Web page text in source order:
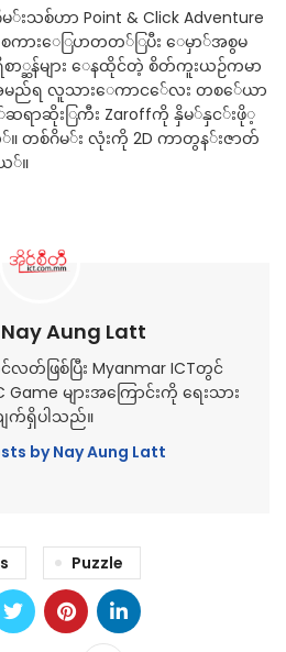
မ​်း​သစ်ဟာ Point & Click Adventure
စကား​ေြ​ပာ​တ⁠တ​်​ြ​ပီး ေ​မှာ​်​အစွ​မ​
န်များ ေ​န​ထိုင်တဲ့ စိတ်ကူး​ယဉ်က​မာ​
မည်ရ လူ​သား​ေ​ကာ​င​်ေ​လး တ​စ​်ေ​ယာ​
ရာ​ဆိုး​ြ​ကီး Zaroffကို နှိ​မ​်နှ​င​်း​ဖို​့
တစ်ဂိ​မ​်း လုံး​ကို 2D ကာ​တွ​န​်း​ဇာတ်
ယ​်။
Aung Latt
တ်ဖြစ်ပြီး Myanmar ICTတွင်
Game များအကြောင်းကို ရေးသား
က်ရှိပါသည်။
by Nay Aung Latt
Puzzle